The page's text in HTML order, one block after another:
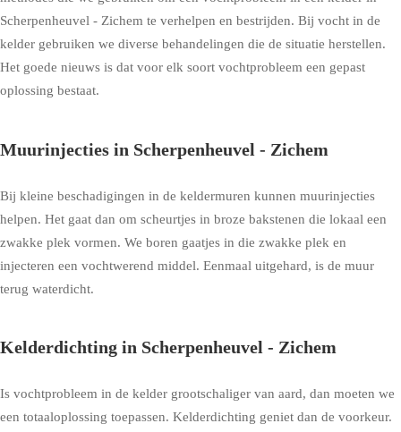
Scherpenheuvel - Zichem te verhelpen en bestrijden. Bij vocht in de
kelder gebruiken we diverse behandelingen die de situatie herstellen.
Het goede nieuws is dat voor elk soort vochtprobleem een gepast
oplossing bestaat.
Muurinjecties in Scherpenheuvel - Zichem
Bij kleine beschadigingen in de keldermuren kunnen muurinjecties
helpen. Het gaat dan om scheurtjes in broze bakstenen die lokaal een
zwakke plek vormen. We boren gaatjes in die zwakke plek en
injecteren een vochtwerend middel. Eenmaal uitgehard, is de muur
terug waterdicht.
Kelderdichting in Scherpenheuvel - Zichem
Is vochtprobleem in de kelder grootschaliger van aard, dan moeten we
een totaaloplossing toepassen. Kelderdichting geniet dan de voorkeur.